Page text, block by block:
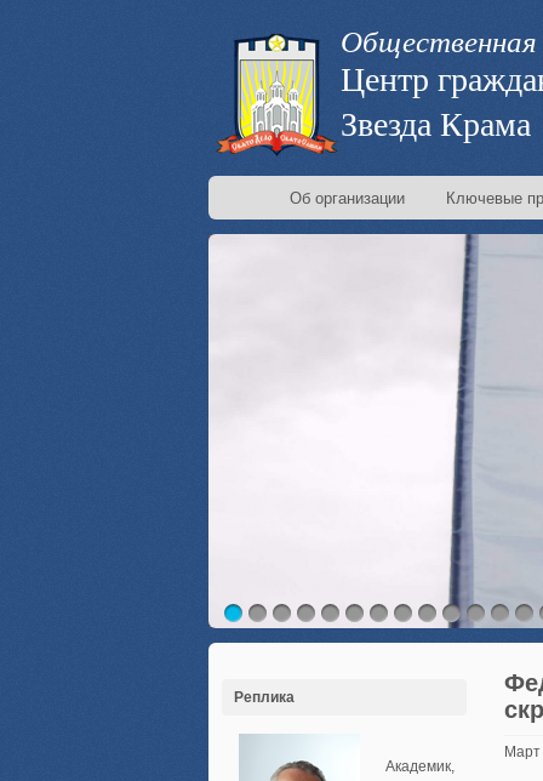
Общественная
Центр
Звезда Крама
Об организации Ключевые
Реплика
Академик,